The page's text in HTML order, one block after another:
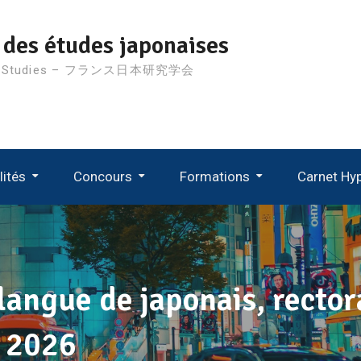
études japonaises
– フランス日本研究学会
Concours Formations Carnet
de japonais,